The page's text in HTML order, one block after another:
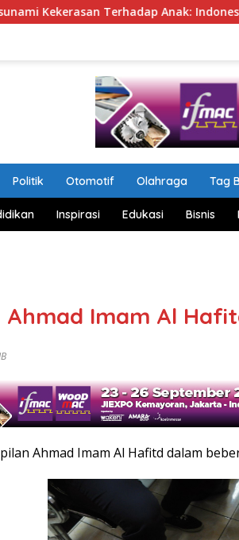
Terhadap Anak: Indonesia Harus
Politik Otomotif Olahraga Tag
Inspirasi Edukasi Bisnis
| Ahmad Imam Al
Ahmad Imam Al Hafitd dalam